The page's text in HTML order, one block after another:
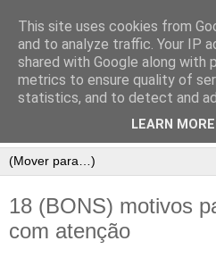
18 (BONS) motivos
com atenção
This site uses cookies from
and to analyze traffic. Your IP
shared with Google along with
metrics to ensure quality of
statistics, and to detect and
LEARN MORE